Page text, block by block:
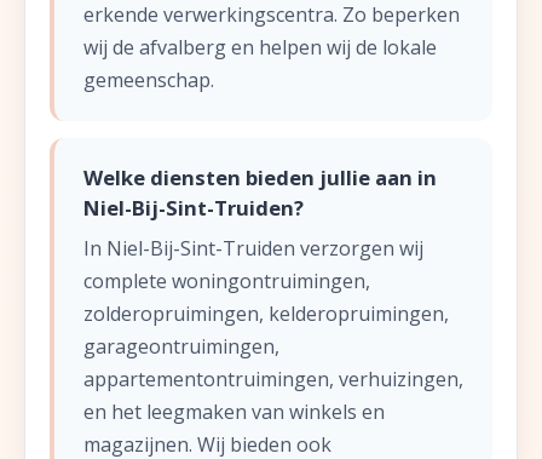
erkende verwerkingscentra. Zo beperken
wij de afvalberg en helpen wij de lokale
gemeenschap.
Welke diensten bieden jullie aan in
Niel-Bij-Sint-Truiden?
In Niel-Bij-Sint-Truiden verzorgen wij
complete woningontruimingen,
zolderopruimingen, kelderopruimingen,
garageontruimingen,
appartementontruimingen, verhuizingen,
en het leegmaken van winkels en
magazijnen. Wij bieden ook